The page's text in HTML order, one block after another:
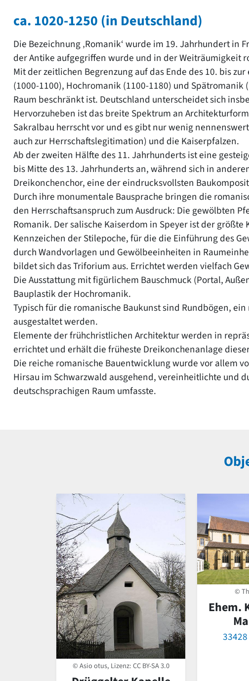
ca. 1020-1250 (in Deutschland)
Die Bezeichnung ‚Romanik‘ wurde im 19. Jahrhundert in
der Antike aufgegriffen wurde und in der Weiträumigkeit
Mit der zeitlichen Begrenzung auf das Ende des 10. bis
(1000-1100), Hochromanik (1100-1180) und
Raum beschränkt ist. Deutschland unterscheidet sich
Hervorzuheben ist das breite Spektrum an
Sakralbau herrscht vor und es gibt nur wenig
auch zur Herrschaftslegitimation) und die Kaiserpfalzen.
Ab der zweiten Hälfte des 11. Jahrhunderts ist eine
bis Mitte des 13. Jahrhunderts an, während sich in
Dreikonchenchor, eine der eindrucksvollsten
Durch ihre monumentale Bausprache bringen die
den Herrschaftsanspruch zum Ausdruck: Die gewölbten
Romanik. Der salische Kaiserdom in Speyer ist der größte
Kennzeichen der Stilepoche, für die die Einführung des
durch Wandvorlagen und Gewölbeeinheiten in
bildet sich das Triforium aus. Errichtet werden vielfach
Die Ausstattung mit figürlichem Bauschmuck (Portal,
Bauplastik der Hochromanik.
Typisch für die romanische Baukunst sind Rundbögen,
ausgestaltet werden.
Elemente der frühchristlichen Architektur werden in
errichtet und erhält die früheste Dreikonchenanlage
Die reiche romanische Bauentwicklung wurde vor allem
Hirsau im Schwarzwald ausgehend, vereinheitlichte und
deutschsprachigen Raum umfasste.
© Asio otus, Lizenz:CC BY-SA 3.0
©
Ehem.